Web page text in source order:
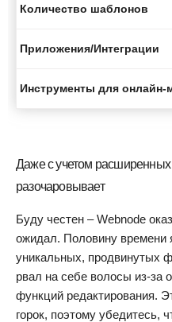
Количество шаблонов
Приложения/Интеграции
Инструменты для онлайн-
Даже с учетом расширенных
разочаровывает
Буду честен – Webnode
ожидал. Половину времени
уникальных, продвинутых
рвал на себе волосы из-за
функций редактирования.
горок, поэтому убедитесь,